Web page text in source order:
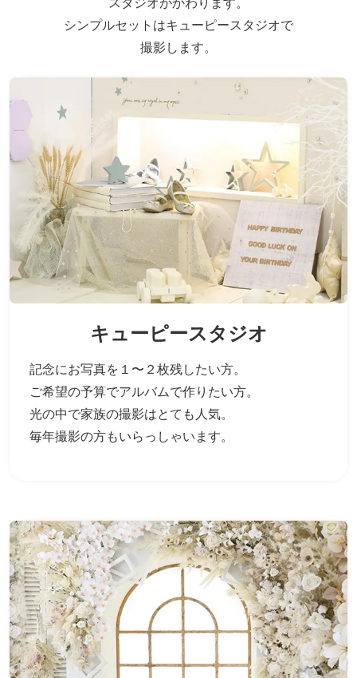
シンプルセットはキューピースタジオで
撮影します。
キューピースタジオ
記念にお写真を１〜２枚残したい方。
ご希望の予算でアルバムで作りたい方。
光の中で家族の撮影はとても人気。
毎年撮影の方もいらっしゃいます。